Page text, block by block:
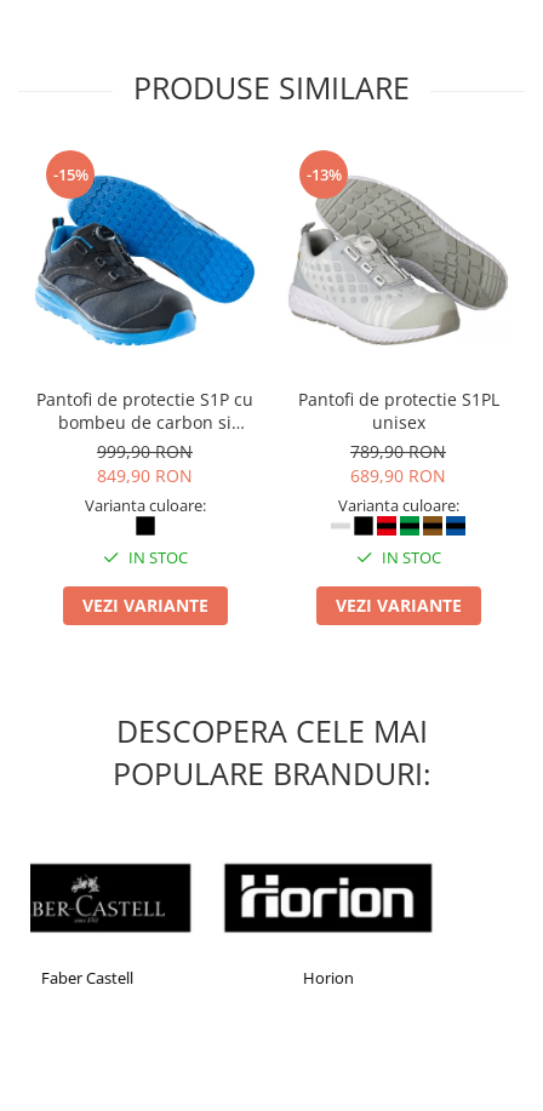
Masurare si taiere
Lampi portabile
Lanterne, lampi si accesorii
Pentru masini, biciclete si prim
ajutor
Noutati si inovatii
Promotii si reduceri
LICHIDARE DE STOC
PRODUSE SIMILARE
-15%
Pantofi de protectie S1P cu
bombeu de carbon si
inchidere BOAÂ® Fit
999,90 RON
849,90 RON
Varianta culoare:
IN STOC
VEZI VARIANTE
-13%
Pantofi de protectie S1PL
unisex
789,90 RON
689,90 RON
Varianta culoare:
IN STOC
VEZI VARIANTE
DESCOPERA CELE MAI
POPULARE BRANDURI:
Horion Kensington